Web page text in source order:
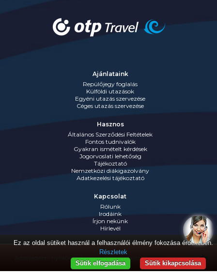
Ajánlataink
Repülőjegy foglalás
Külföldi utazások
Egyéni utazás szervezése
Céges utazás szervezése
Hasznos
Általános Szerződési Feltételek
Fontos tudnivalók
Gyakran ismételt kérdések
Jogorvoslati lehetőség
Tájékoztató
Nemzetközi diákigazolvány
Adatkezelési tájékoztató
Kapcsolat
Rólunk
Irodáink
Írjon nekünk
Hírlevél
Adatvédelmi nyilatkozat Jognyilatkozat Impresszum
Ez az oldal sütiket használ a felhasználói élmény fokozása érdekében.
Részletek
Sütik kikapcsolása
Sütik elfogadása